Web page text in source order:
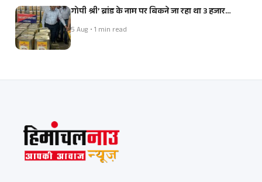
गोपी श्री’ ब्रांड के नाम पर बिकने जा रहा था 3 हजार…
5 Aug • 1 min read